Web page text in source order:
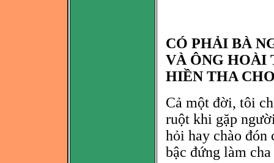
CÓ PHẢI BÀ
VÀ ÔNG HOÀI
HIỀN THA
Cả một đời, tôi
ruột khi gặp
hỏi hay chào đón
bậc đứng làm